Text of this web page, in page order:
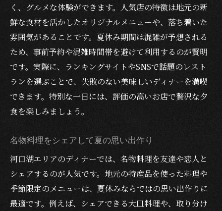
く、グルメな体験ができます。人気店の特徴は地元の新
鮮な食材を活かしたオリジナルメニューや、落ち着いた
雰囲気があることです。夏休み期間は混雑が予想される
ため、事前予約や混雑時間帯を避けて利用するのが賢明
です。実際に、ランキングサイトやSNSで話題のレスト
ランを選ぶことで、失敗のない美味しいディナーを満喫
できます。特別な一日には、評価の高いお店で贅沢な夕
食を楽しみましょう。
名物料理をシェアして夏の思い出作り
河口湖エリアのディナーでは、名物料理を友達や恋人と
シェアするのが人気です。地元の特産品を使った料理や
季節限定のメニューは、夏休みならではの思い出作りに
最適です。例えば、シェアできる大皿料理や、取り分け